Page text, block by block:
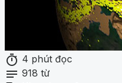
timer 4 phút đọc
notes 918 từ